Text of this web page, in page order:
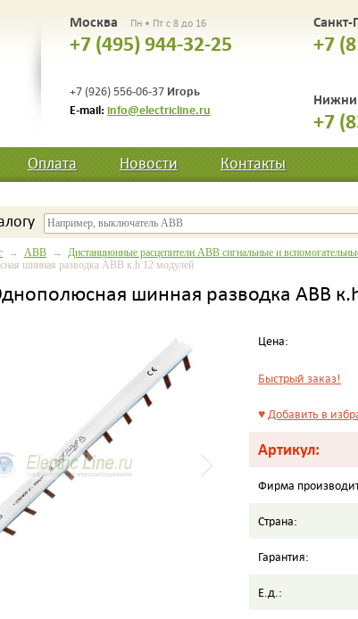
Москва Пн • Пт с 8 до 16
+7 (495) 944-32-25
+7 (926) 556-06-37 Игорь
E-mail: info@electricline.ru
Санкт-
+7
+7
Оплата Новости Контакты
→ ABB → Дистанционные расцепители ABB сигнальные и
шинная разводка ABB к.h 12 модулей
шинная разводка ABB
Цена:
Быстрый заказ!
♥Добавить в
Артикул:
Фирма
Страна:
Гарантия:
Е.д.: